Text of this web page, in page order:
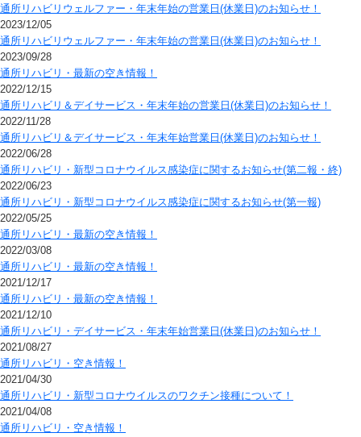
通所リハビリウェルファー・年末年始の営業日(休業日)のお知らせ！
2023/12/05
通所リハビリウェルファー・年末年始の営業日(休業日)のお知らせ！
2023/09/28
通所リハビリ・最新の空き情報！
2022/12/15
通所リハビリ＆デイサービス・年末年始の営業日(休業日)のお知らせ！
2022/11/28
通所リハビリ＆デイサービス・年末年始営業日(休業日)のお知らせ！
2022/06/28
通所リハビリ・新型コロナウイルス感染症に関するお知らせ(第二報・終)
2022/06/23
通所リハビリ・新型コロナウイルス感染症に関するお知らせ(第一報)
2022/05/25
通所リハビリ・最新の空き情報！
2022/03/08
通所リハビリ・最新の空き情報！
2021/12/17
通所リハビリ・最新の空き情報！
2021/12/10
通所リハビリ・デイサービス・年末年始営業日(休業日)のお知らせ！
2021/08/27
通所リハビリ・空き情報！
2021/04/30
通所リハビリ・新型コロナウイルスのワクチン接種について！
2021/04/08
通所リハビリ・空き情報！